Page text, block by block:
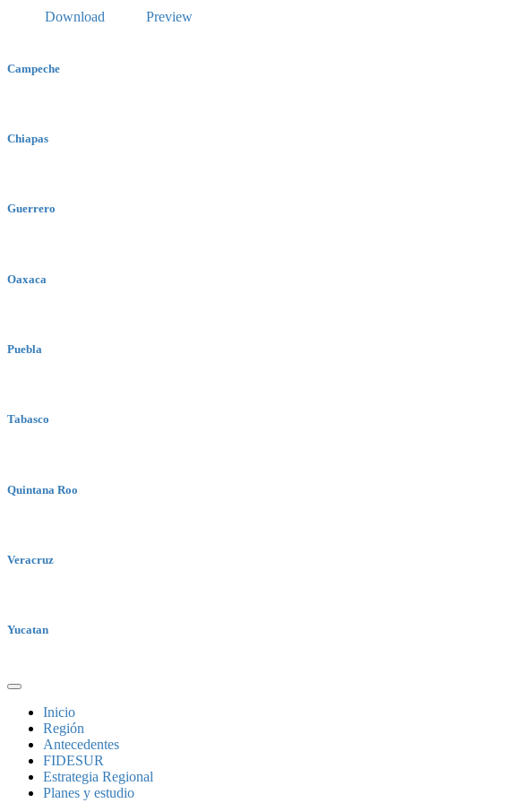
Download Preview
Campeche
Chiapas
Guerrero
Oaxaca
Puebla
Tabasco
Quintana Roo
Veracruz
Yucatan
Inicio
Región
Antecedentes
FIDESUR
Estrategia Regional
Planes y estudio